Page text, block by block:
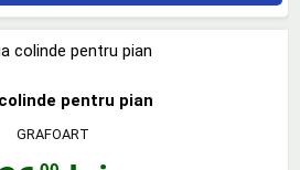
pentru pian
GRAFOART